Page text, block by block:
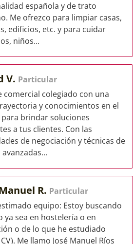
española y de trato
Me ofrezco para limpiar casas,
edificios, etc. y para cuidar
niños...
V. Particular
comercial colegiado con una
y conocimientos en el
brindar soluciones
a tus clientes. Con las
de negociación y técnicas de
R. Particular
equipo: Estoy buscando
ya sea en hostelería o en
o de lo que he estudiado
Me llamo José Manuel Ríos